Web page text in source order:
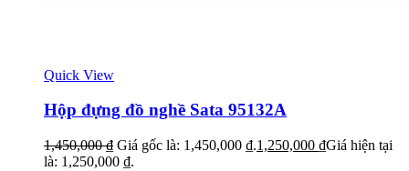
Quick View
Hộp đựng đồ nghề Sata 95132A
1,450,000₫ Giá gốc là: 1,450,000 ₫.1,250,000 ₫Giá hiện tại
là: 1,250,000 ₫.